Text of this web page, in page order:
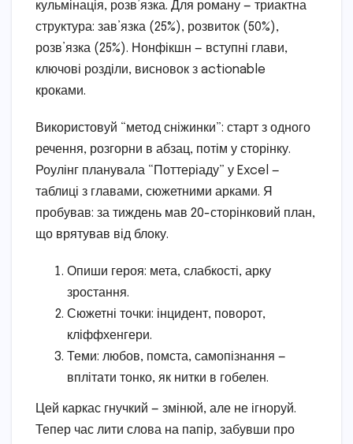
кульмінація, розв’язка. Для роману — триактна
структура: зав’язка (25%), розвиток (50%),
розв’язка (25%). Нонфікшн — вступні глави,
ключові розділи, висновок з actionable
кроками.
Використовуй “метод сніжинки”: старт з одного
речення, розгорни в абзац, потім у сторінку.
Роулінг планувала “Поттеріаду” у Excel —
таблиці з главами, сюжетними арками. Я
пробував: за тиждень мав 20-сторінковий план,
що врятував від блоку.
Опиши героя: мета, слабкості, арку
зростання.
Сюжетні точки: інцидент, поворот,
кліффхенгери.
Теми: любов, помста, самопізнання —
вплітати тонко, як нитки в гобелен.
Цей каркас гнучкий — змінюй, але не ігноруй.
Тепер час лити слова на папір, забувши про